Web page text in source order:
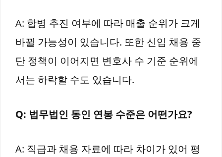
A: 합병 추진 여부에 따라 매출 순위가 크게
바뀔 가능성이 있습니다. 또한 신입 채용 중
단 정책이 이어지면 변호사 수 기준 순위에
서는 하락할 수도 있습니다.
Q: 법무법인 동인 연봉 수준은 어떤가요?
A: 직급과 채용 자료에 따라 차이가 있어 평